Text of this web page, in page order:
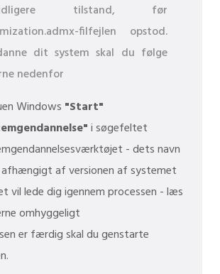
tilstand, før
filfejlen opstod.
dit system skal du følge
nedenfor
Windows "Start"
i søgefeltet
- dets navn
afhængigt af versionen af ​​systemet
vil lede dig igennem processen - læs
omhyggeligt
er færdig skal du genstarte